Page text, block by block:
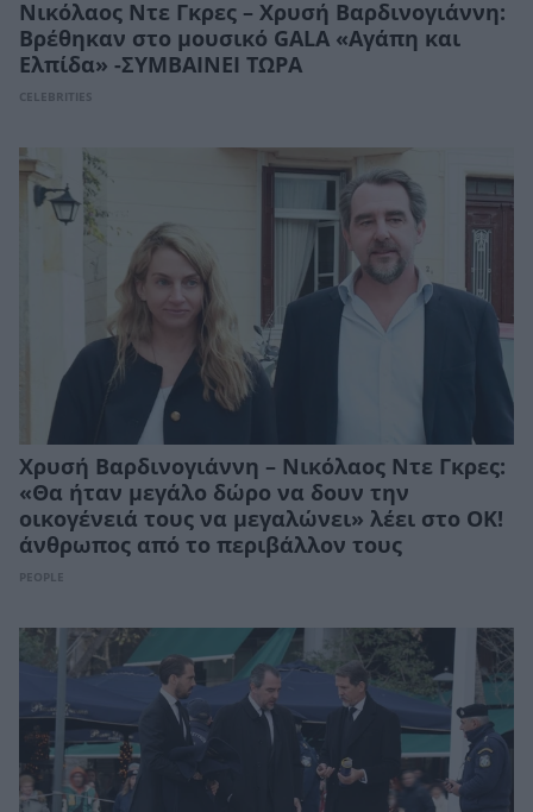
Νικόλαος Ντε Γκρες – Χρυσή Βαρδινογιάννη:
Βρέθηκαν στο μουσικό GALA «Αγάπη και
Ελπίδα» -ΣΥΜΒΑΙΝΕΙ ΤΩΡΑ
CELEBRITIES
Χρυσή Βαρδινογιάννη – Νικόλαος Ντε Γκρες:
«Θα ήταν μεγάλο δώρο να δουν την
οικογένειά τους να μεγαλώνει» λέει στο ΟΚ!
άνθρωπος από το περιβάλλον τους
PEOPLE